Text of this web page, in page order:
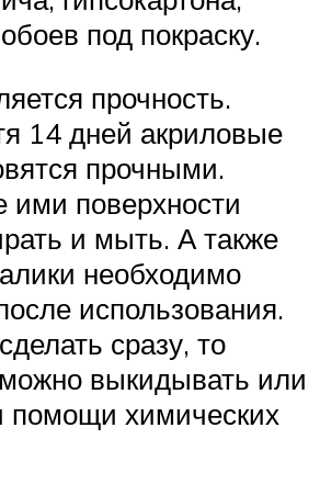
под покраску.
прочность.
14 дней акриловые
прочными.
поверхности
и мыть. А также
необходимо
использования.
сразу, то
выкидывать или
помощи химических